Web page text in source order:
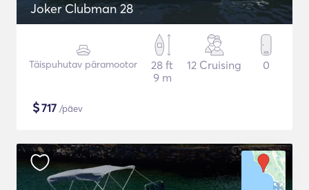
Joker Clubman 28
Täispuhutav päramootor
28 ft
9 m
12 Cruising 0
$717 /päev